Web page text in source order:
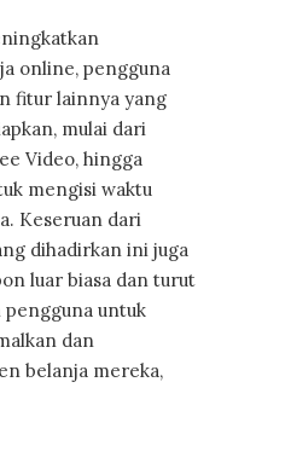
online, pengguna
fitur lainnya yang
mulai dari
Video, hingga
mengisi waktu
Keseruan dari
dihadirkan ini juga
luar biasa dan turut
untuk
dan
belanja mereka,